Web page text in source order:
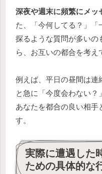
深夜や週末に頻繁にメッ
た、「今何してる？」「
探るような質問が多いの
ら、お互いの都合を考え
例えば、平日の昼間は連
と急に「今度会わない？
あなたを都合の良い相手
す。
実際に遭遇した
ための具体的な